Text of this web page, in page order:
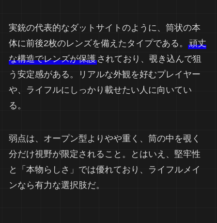
実銃の代表的なダットサイトのように、筒状の本
体に前後2枚のレンズを備えたタイプである。 頑丈
な構造でレンズが保護されており、覗き込んで狙
う安定感がある。リアルな外観を好むプレイヤー
や、ライフルにしっかり載せたい人に向いてい
る。
弱点は、オープン型よりやや重く、筒の中を覗く
分だけ視野が限定されること。とはいえ、堅牢性
と「本物らしさ」では優れており、ライフルメイ
ンなら有力な選択肢だ。